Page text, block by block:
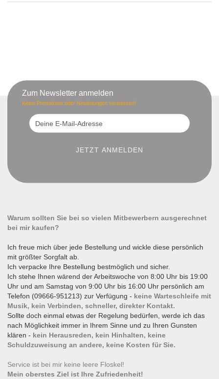
Zum Newsletter anmelden
Keine Preisaktion oder Neulistungen verpassen!
Warum sollten Sie bei so vielen Mitbewerbern ausgerechnet
bei mir kaufen?
Ich freue mich über jede Bestellung und wickle diese persönlich
mit größter Sorgfalt ab.
Ich verpacke Ihre Bestellung bestmöglich und sicher.
Ich stehe Ihnen wärend der Arbeitswoche von 8:00 Uhr bis 19:00
Uhr und am Samstag von 9:00 Uhr bis 16:00 Uhr persönlich am
Telefon (09666-951213) zur Verfügung - keine Warteschleife mit
Musik, kein Verbinden, schneller, direkter Kontakt.
Sollte doch einmal etwas der Regelung bedürfen, werde ich das
nach Möglichkeit immer in Ihrem Sinne und zu Ihren Gunsten
klären - kein Herausreden, kein Hinhalten, keine
Schuldzuweisung an andere, keine Kosten für Sie.
Service ist bei mir keine leere Floskel!
Mein oberstes Ziel ist Ihre Zufriedenheit!